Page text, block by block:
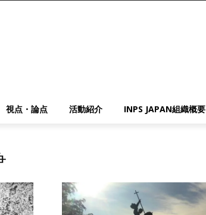
視点・論点 活動紹介 INPS JAPAN組織概要